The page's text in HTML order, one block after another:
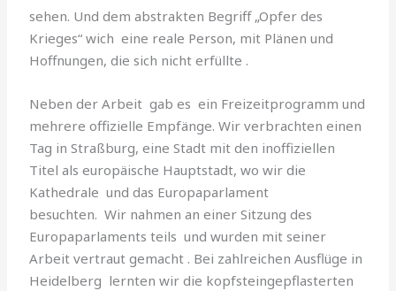
sehen. Und dem abstrakten Begriff „Opfer des
Krieges“ wich eine reale Person, mit Plänen und
Hoffnungen, die sich nicht erfüllte .
Neben der Arbeit gab es ein Freizeitprogramm und
mehrere offizielle Empfänge. Wir verbrachten einen
Tag in Straßburg, eine Stadt mit den inoffiziellen
Titel als europäische Hauptstadt, wo wir die
Kathedrale und das Europaparlament
besuchten. Wir nahmen an einer Sitzung des
Europaparlaments teils und wurden mit seiner
Arbeit vertraut gemacht . Bei zahlreichen Ausflüge in
Heidelberg lernten wir die kopfsteingepflasterten